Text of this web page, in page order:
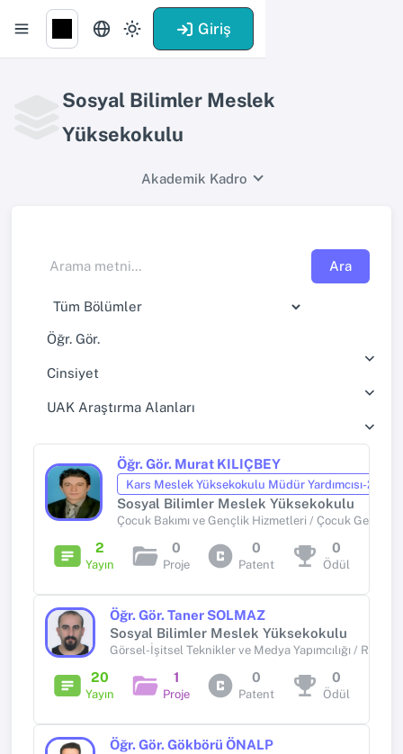
Giriş
Sosyal Bilimler Meslek
Yüksekokulu
Akademik Kadro
Ara
Öğr. Gör.
Cinsiyet
UAK Araştırma Alanları
Öğr. Gör. Murat KILIÇBEY
Kars Meslek Yüksekokulu Müdür Yardımcısı-2
Sosyal Bilimler Meslek Yüksekokulu
Çocuk Bakımı ve Gençlik Hizmetleri / Çocuk Gelişimi
2
Yayın
0
Proje
0
Patent
0
Ödül
Öğr. Gör. Taner SOLMAZ
Sosyal Bilimler Meslek Yüksekokulu
Görsel-İşitsel Teknikler ve Medya Yapımcılığı / Radyo
20
Yayın
1
Proje
0
Patent
0
Ödül
Öğr. Gör. Gökbörü ÖNALP